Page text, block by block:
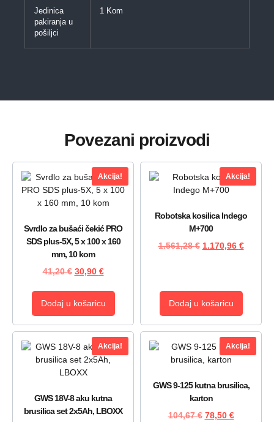
Jedinica
pakiranja u
pošiljci
1 Kom
Povezani proizvodi
Akcija!
Svrdlo za bušaći čekić PRO
SDS plus-5X, 5 x 100 x 160
mm, 10 kom
41,20€ 30,90 €
Dodaj u košaricu
Akcija!
Robotska kosilica Indego
M+700
1.561,28€ 1.170,96 €
Dodaj u košaricu
Akcija!
GWS 18V-8 aku kutna
brusilica set 2x5Ah, LBOXX
Akcija!
GWS 9-125 kutna brusilica,
karton
104,67€ 78,50 €